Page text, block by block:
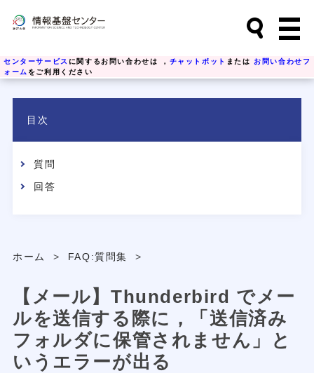
センターサービス に関するお問い合わせは ， チャットボット または お問い合わせフ
ォーム をご利用ください
目次
質問
回答
ホーム > FAQ:質問集 >
【メール】Thunderbird でメー
ルを送信する際に，「送信済み
フォルダに保管されません」と
いうエラーが出る